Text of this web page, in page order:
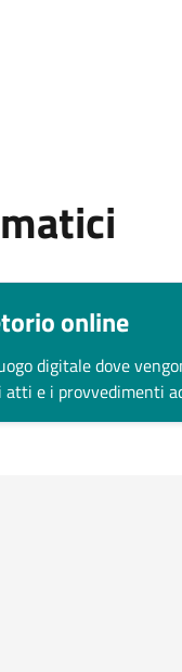
online
digitale dove
atti e i provvedimenti